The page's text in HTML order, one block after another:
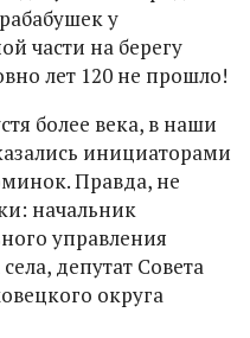
у
части на берегу
лет 120 не прошло!
более века, в наши
инициаторами
Правда, не
начальник
управления
депутат Совета
округа